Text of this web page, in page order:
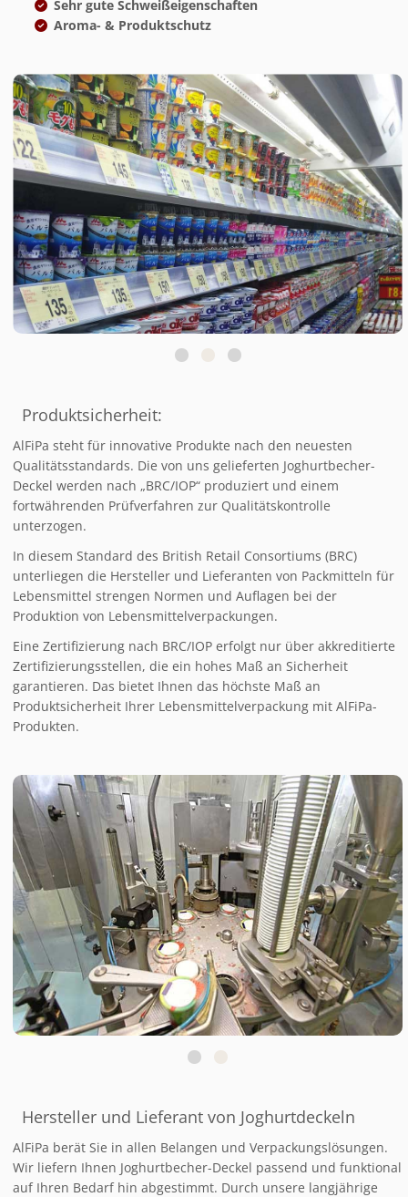
Sehr gute Schweißeigenschaften
Aroma- & Produktschutz
Produktsicherheit:
AlFiPa steht für innovative Produkte nach den neuesten
Qualitätsstandards. Die von uns gelieferten Joghurtbecher-
Deckel werden nach „BRC/IOP“ produziert und einem
fortwährenden Prüfverfahren zur Qualitätskontrolle
unterzogen.
In diesem Standard des British Retail Consortiums (BRC)
unterliegen die Hersteller und Lieferanten von Packmitteln für
Lebensmittel strengen Normen und Auflagen bei der
Produktion von Lebensmittelverpackungen.
Eine Zertifizierung nach BRC/IOP erfolgt nur über akkreditierte
Zertifizierungsstellen, die ein hohes Maß an Sicherheit
garantieren. Das bietet Ihnen das höchste Maß an
Produktsicherheit Ihrer Lebensmittelverpackung mit AlFiPa-
Produkten.
Hersteller und Lieferant von Joghurtdeckeln
AlFiPa berät Sie in allen Belangen und Verpackungslösungen.
Wir liefern Ihnen Joghurtbecher-Deckel passend und funktional
auf Ihren Bedarf hin abgestimmt. Durch unsere langjährige